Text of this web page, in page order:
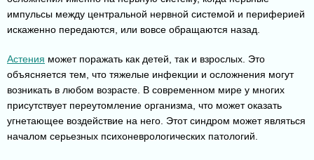
импульсы между центральной нервной системой и периферией
искаженно передаются, или вовсе обращаются назад.
Астения может поражать как детей, так и взрослых. Это
объясняется тем, что тяжелые инфекции и осложнения могут
возникать в любом возрасте. В современном мире у многих
присутствует переутомление организма, что может оказать
угнетающее воздействие на него. Этот синдром может являться
началом серьезных психоневрологических патологий.